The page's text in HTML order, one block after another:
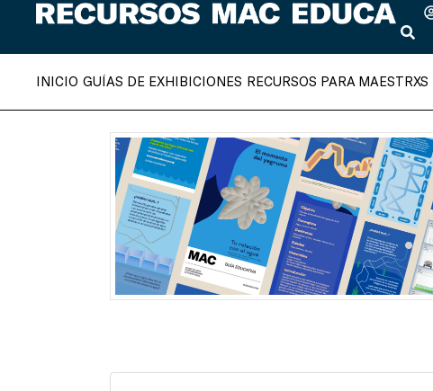
INICIO GUÍAS DE EXHIBICIONES RECURSOS PARA MAESTRXS